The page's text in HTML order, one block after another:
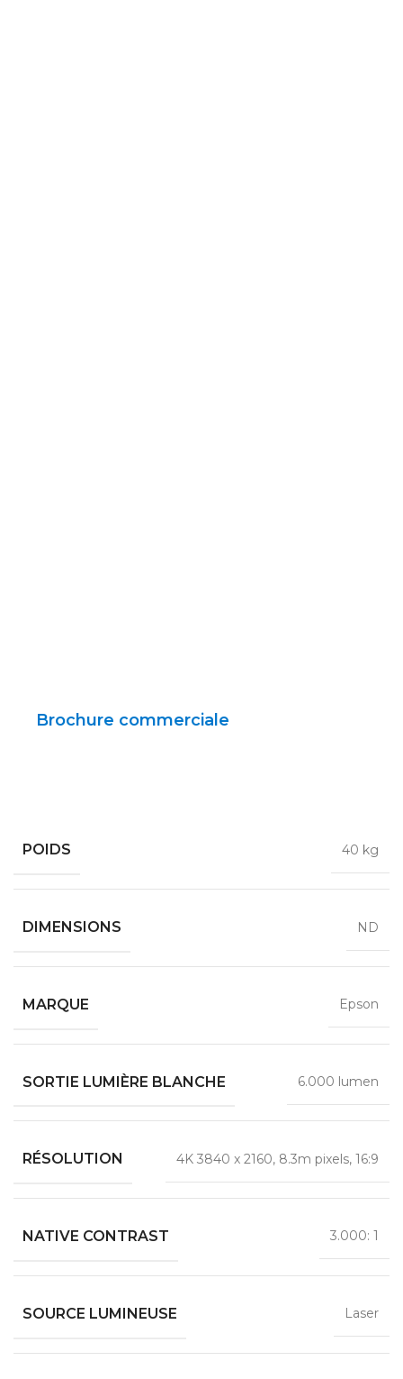
Brochure commerciale
POIDS 40 kg
DIMENSIONS ND
MARQUE Epson
SORTIE LUMIÈRE BLANCHE 6.000 lumen
RÉSOLUTION 4K 3840 x 2160, 8.3m pixels, 16:9
NATIVE CONTRAST 3.000: 1
SOURCE LUMINEUSE Laser